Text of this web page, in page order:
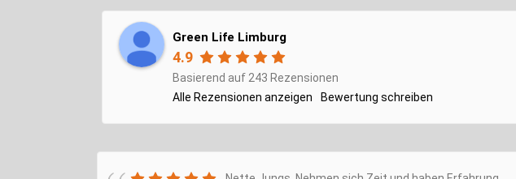
Green Life Limburg
4.9
Basierend auf 243 Rezensionen
Alle Rezensionen anzeigen
Bewertung schreiben